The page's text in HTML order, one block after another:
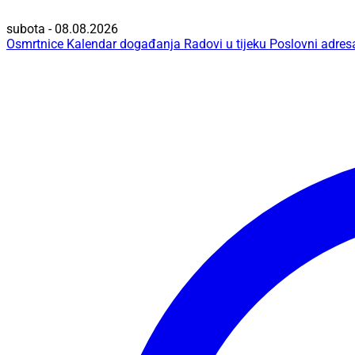
subota - 08.08.2026
Osmrtnice Kalendar događanja Radovi u tijeku Poslovni